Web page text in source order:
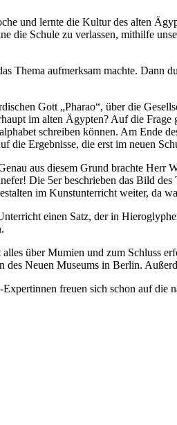
und lernte die Kultur des alten
die Schule zu verlassen, mithilfe
Thema aufmerksam machte.
Gott „Pharao“, über die
im alten Ägypten? Auf die
schreiben können. Am Ende
die Ergebnisse, die erst im neuen
aus diesem Grund brachte
Die 5er beschrieben das Bild
im Kunstunterricht weiter, da
einen Satz, der in
über Mumien und zum Schluss
Neuen Museums in Berlin.
freuen sich schon auf die